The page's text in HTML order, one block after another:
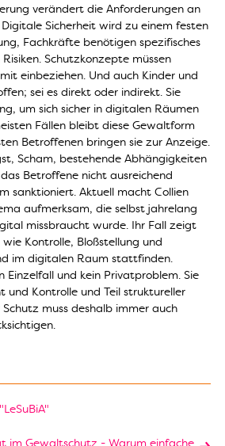
verändert die Anforderungen an
Sicherheit wird zu einem festen
Fachkräfte benötigen spezifisches
Schutzkonzepte müssen
einbeziehen. Und auch Kinder und
sei es direkt oder indirekt. Sie
um sich sicher in digitalen Räumen
Fällen bleibt diese Gewaltform
Betroffenen bringen sie zur Anzeige.
Scham, bestehende Abhängigkeiten
Betroffene nicht ausreichend
sanktioniert. Aktuell macht Collien
aufmerksam, die selbst jahrelang
missbraucht wurde. Ihr Fall zeigt
Kontrolle, Bloßstellung und
im digitalen Raum stattfinden.
Einzelfall und kein Privatproblem. Sie
und Kontrolle und Teil struktureller
muss deshalb immer auch